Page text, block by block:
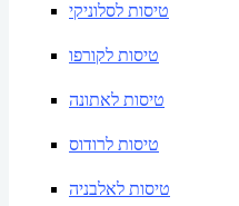
טיסות לסלוניקי
טיסות לקורפו
טיסות לאתונה
טיסות לרודוס
טיסות לאלבניה